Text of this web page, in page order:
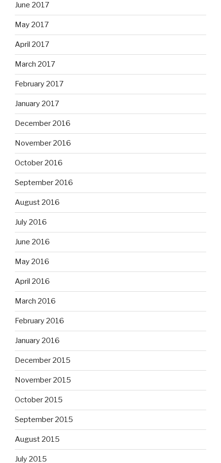
June 2017
May 2017
April 2017
March 2017
February 2017
January 2017
December 2016
November 2016
October 2016
September 2016
August 2016
July 2016
June 2016
May 2016
April 2016
March 2016
February 2016
January 2016
December 2015
November 2015
October 2015
September 2015
August 2015
July 2015